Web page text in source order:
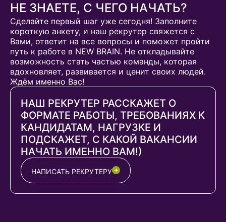
НЕ ЗНАЕТЕ, С ЧЕГО НАЧАТЬ?
Сделайте первый шаг уже сегодня! Заполните
короткую анкету, и наш рекрутер свяжется с
Вами, ответит на все вопросы и поможет пройти
путь к работе в NEW BRAIN. Не откладывайте
возможность стать частью команды, которая
вдохновляет, развивается и ценит своих людей.
Ждём именно Вас!
НАШ РЕКРУТЕР РАССКАЖЕТ О
ФОРМАТЕ РАБОТЫ, ТРЕБОВАНИЯХ К
КАНДИДАТАМ, НАГРУЗКЕ И
ПОДСКАЖЕТ, С КАКОЙ ВАКАНСИИ
НАЧАТЬ ИМЕННО ВАМ!)
НАПИСАТЬ РЕКРУТЕРУ